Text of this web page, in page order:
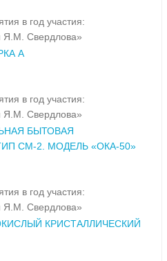
в год участия:
Я.М. Свердлова»
А
в год участия:
Я.М. Свердлова»
БЫТОВАЯ
СМ-2. МОДЕЛЬ «ОКА-50»
в год участия:
Я.М. Свердлова»
КРИСТАЛЛИЧЕСКИЙ